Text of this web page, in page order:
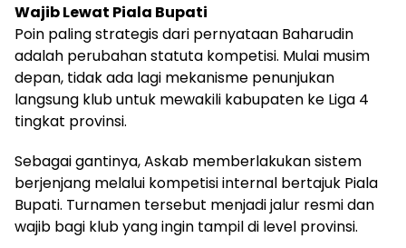
Wajib Lewat Piala Bupati
Poin paling strategis dari pernyataan Baharudin
adalah perubahan statuta kompetisi. Mulai musim
depan, tidak ada lagi mekanisme penunjukan
langsung klub untuk mewakili kabupaten ke Liga 4
tingkat provinsi.
Sebagai gantinya, Askab memberlakukan sistem
berjenjang melalui kompetisi internal bertajuk Piala
Bupati. Turnamen tersebut menjadi jalur resmi dan
wajib bagi klub yang ingin tampil di level provinsi.